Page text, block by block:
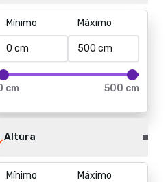
Mínimo Máximo
cm 500 cm
Altura
Mínimo Máximo